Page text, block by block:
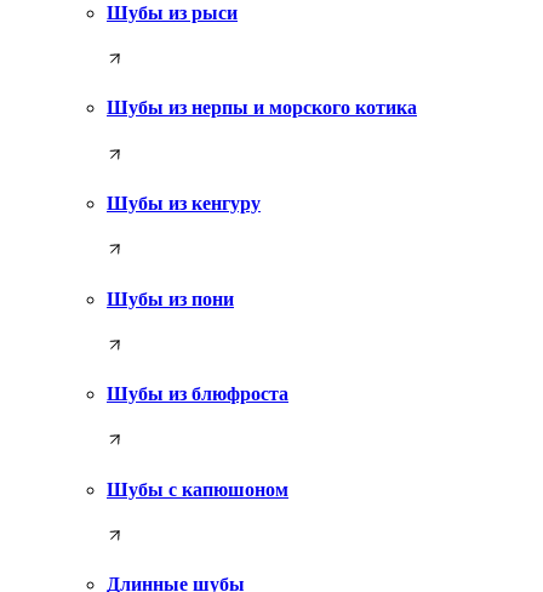
Шубы из рыси
Шубы из нерпы и морского котика
Шубы из кенгуру
Шубы из пони
Шубы из блюфроста
Шубы с капюшоном
Длинные шубы